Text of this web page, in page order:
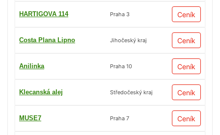
HARTIGOVA 114 Praha 3 Ceník
Costa Plana Lipno Jihočeský kraj Ceník
Anilinka Praha 10 Ceník
Klecanská alej Středočeský kraj Ceník
MUSE7 Praha 7 Ceník